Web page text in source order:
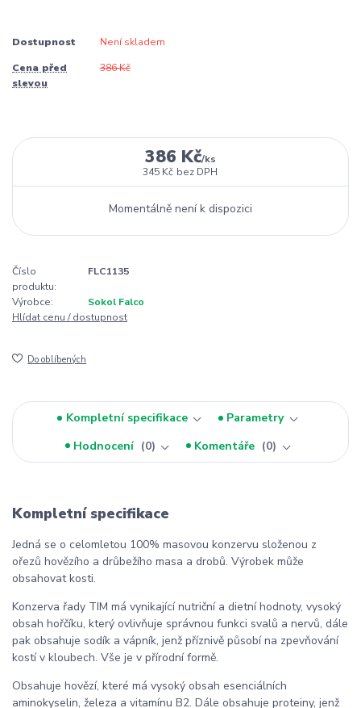
Dostupnost Není skladem
Cena před
slevou
386 Kč
386 Kč/ks
345 Kč bez DPH
Momentálně není k dispozici
Číslo
produktu:
FLC1135
Výrobce:
Sokol Falco
Hlídat cenu / dostupnost
Do oblíbených
Kompletní specifikace
Parametry
Hodnocení
0 Komentáře 0
Kompletní specifikace
Jedná se o celomletou 100% masovou konzervu složenou z
ořezů hovězího a drůbežího masa a drobů. Výrobek může
obsahovat kosti.
Konzerva řady TIM má vynikající nutriční a dietní hodnoty, vysoký
obsah hořčíku, který ovlivňuje správnou funkci svalů a nervů, dále
pak obsahuje sodík a vápník, jenž příznivě působí na zpevňování
kostí v kloubech. Vše je v přírodní formě.
Obsahuje hovězí, které má vysoký obsah esenciálních
aminokyselin, železa a vitamínu B2. Dále obsahuje proteiny, jenž